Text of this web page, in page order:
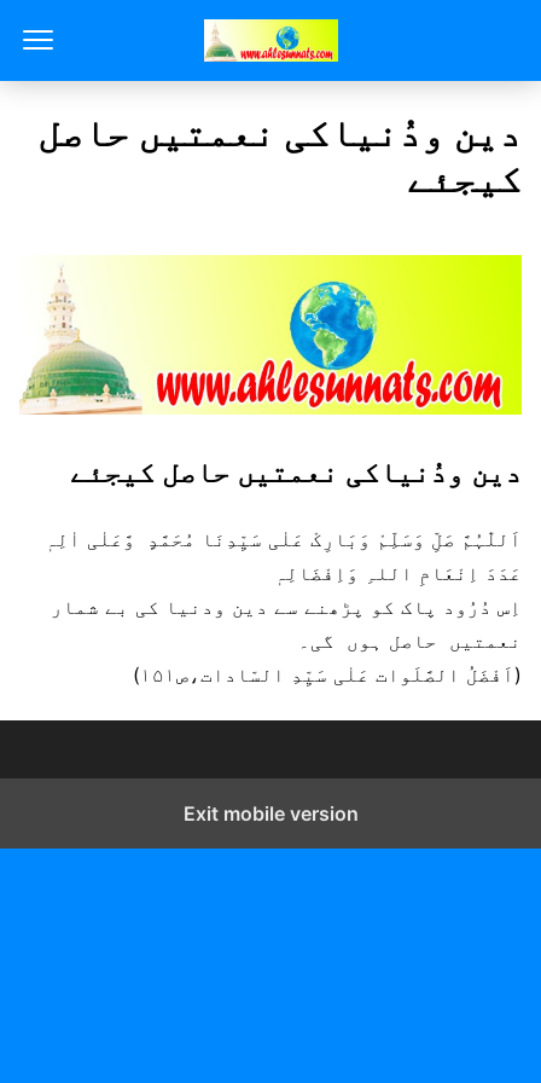
دین ودُنیاکی نعمتیں حاصل
کیجئے
دین ودُنیاکی نعمتیں حاصل کیجئے
اَللّٰہُمَّ صَلِّ وَسَلِّمْ وَبَارِکْ عَلٰی سَیِّدِنَا مُحَمَّدٍ وَّعَلٰی اٰلِہٖ
عَدَدَ اِنْعَامِ اللہِ وَاِفْضَالِہٖ
اِس دُرُود پاک کو پڑھنے سے دین ودنیا کی بے شمار
نعمتیں حاصل ہوں گی۔
(اَفْضَلُ الصَّلَوات عَلٰی سَیِّدِ السّادات،ص۱۵۱)
Exit mobile version